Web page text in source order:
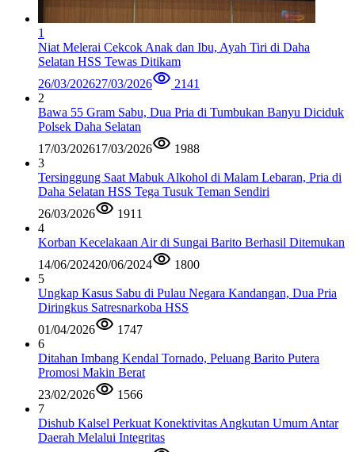
1
Niat Melerai Cekcok Anak dan Ibu, Ayah Tiri di Daha
Selatan HSS Tewas Ditikam
26/03/202627/03/2026
2141
2
Bawa 55 Gram Sabu, Dua Pria di Tumbukan Banyu Diciduk
Polsek Daha Selatan
17/03/202617/03/2026
1988
3
Tersinggung Saat Mabuk Alkohol di Malam Lebaran, Pria di
Daha Selatan HSS Tega Tusuk Teman Sendiri
26/03/2026
1911
4
Korban Kecelakaan Air di Sungai Barito Berhasil Ditemukan
14/06/202420/06/2024
1800
5
Ungkap Kasus Sabu di Pulau Negara Kandangan, Dua Pria
Diringkus Satresnarkoba HSS
01/04/2026
1747
6
Ditahan Imbang Kendal Tornado, Peluang Barito Putera
Promosi Makin Berat
23/02/2026
1566
7
Dishub Kalsel Perkuat Konektivitas Angkutan Umum Antar
Daerah Melalui Integritas